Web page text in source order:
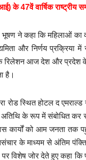
के 47वें वार्षिक राष्ट्रीय
भूषण ने कहा कि महिलाओं
और निर्णय
रिलेशन आज देश और प्रदेश
है।
रोड स्थित होटल द
के रूप में संबोधित
कार्यों को आम जनता
के माध्यम से अंतिम
पर विशेष जोर देते हुए